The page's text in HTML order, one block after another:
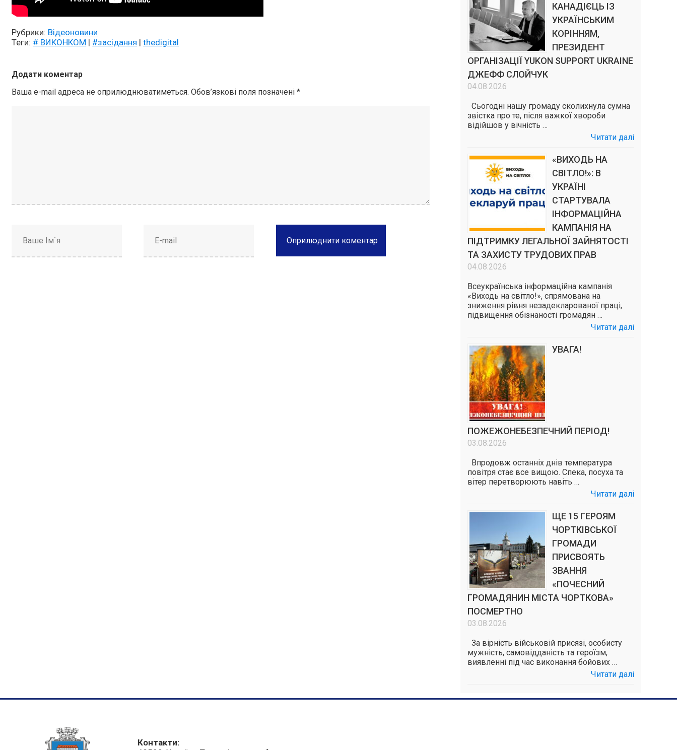
Рубрики: Відеоновини
Теги: # ВИКОНКОМ | #засідання |thedigital
Додати коментар
Ваша e-mail адреса не оприлюднюватиметься. Обов’язкові поля позначені*
КАНАДІЄЦЬ ІЗ
УКРАЇНСЬКИМ
КОРІННЯМ,
ПРЕЗИДЕНТ
ОРГАНІЗАЦІЇ YUKON SUPPORT UKRAINE
ДЖЕФФ СЛОЙЧУК
04.08.2026
Сьогодні нашу громаду сколихнула сумна
звістка про те, після важкої хвороби
відійшов у вічність …
Читати далі
«ВИХОДЬ НА
СВІТЛО!»: В
УКРАЇНІ
СТАРТУВАЛА
ІНФОРМАЦІЙНА
КАМПАНІЯ НА
ПІДТРИМКУ ЛЕГАЛЬНОЇ ЗАЙНЯТОСТІ
ТА ЗАХИСТУ ТРУДОВИХ ПРАВ
04.08.2026
Всеукраїнська інформаційна кампанія
«Виходь на світло!», спрямована на
зниження рівня незадекларованої праці,
підвищення обізнаності громадян …
Читати далі
УВАГА!
ПОЖЕЖОНЕБЕЗПЕЧНИЙ ПЕРІОД!
03.08.2026
Впродовж останніх днів температура
повітря стає все вищою. Спека, посуха та
вітер перетворюють навіть …
Читати далі
ЩЕ 15 ГЕРОЯМ
ЧОРТКІВСЬКОЇ
ГРОМАДИ
ПРИСВОЯТЬ
ЗВАННЯ
«ПОЧЕСНИЙ
ГРОМАДЯНИН МІСТА ЧОРТКОВА»
ПОСМЕРТНО
03.08.2026
За вірність військовій присязі, особисту
мужність, самовідданість та героїзм,
виявленні під час виконання бойових …
Читати далі
Контакти: